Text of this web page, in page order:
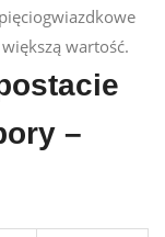
wartość.
–